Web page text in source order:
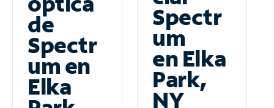
de
Spectr
um en
Elka
Spectr
um
en Elka
Park,
NY